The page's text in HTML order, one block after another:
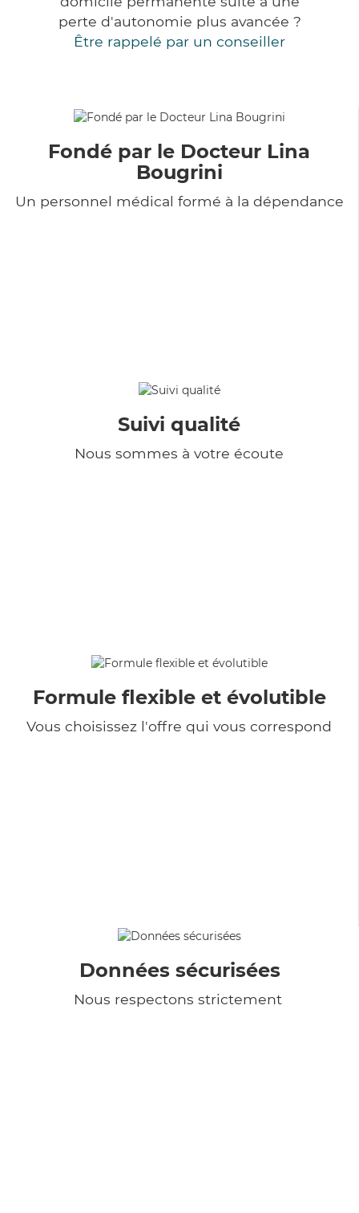
perte d'autonomie plus avancée ?
Être rappelé par un conseiller
Fondé par le Docteur Lina
Bougrini
Un personnel médical formé à la dépendance
Suivi qualité
Nous sommes à votre écoute
Formule flexible et évolutible
Vous choisissez l'offre qui vous correspond
Données sécurisées
Nous respectons strictement